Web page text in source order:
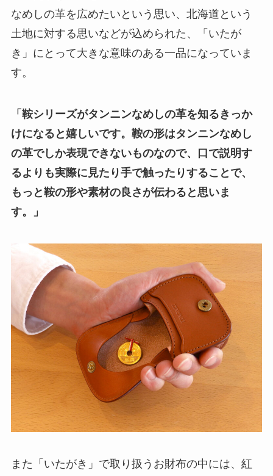
なめしの革を広めたいという思い、北海道という
土地に対する思いなどが込められた、「いたが
き」にとって大きな意味のある一品になっていま
す。
「鞍シリーズがタンニンなめしの革を知るきっか
けになると嬉しいです。鞍の形はタンニンなめし
の革でしか表現できないものなので、口で説明す
るよりも実際に見たり手で触ったりすることで、
もっと鞍の形や素材の良さが伝わると思いま
す。」
また「いたがき」で取り扱うお財布の中には、紅